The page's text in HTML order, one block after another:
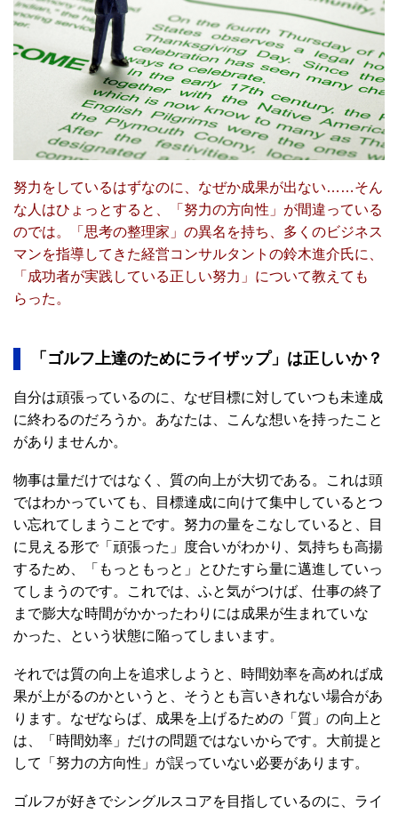
努力をしているはずなのに、なぜか成果が出ない……そん
な人はひょっとすると、「努力の方向性」が間違っている
のでは。「思考の整理家」の異名を持ち、多くのビジネス
マンを指導してきた経営コンサルタントの鈴木進介氏に、
「成功者が実践している正しい努力」について教えても
らった。
「ゴルフ上達のためにライザップ」は正しいか？
自分は頑張っているのに、なぜ目標に対していつも未達成
に終わるのだろうか。あなたは、こんな想いを持ったこと
がありませんか。
物事は量だけではなく、質の向上が大切である。これは頭
ではわかっていても、目標達成に向けて集中しているとつ
い忘れてしまうことです。努力の量をこなしていると、目
に見える形で「頑張った」度合いがわかり、気持ちも高揚
するため、「もっともっと」とひたすら量に邁進していっ
てしまうのです。これでは、ふと気がつけば、仕事の終了
まで膨大な時間がかかったわりには成果が生まれていな
かった、という状態に陥ってしまいます。
それでは質の向上を追求しようと、時間効率を高めれば成
果が上がるのかというと、そうとも言いきれない場合があ
ります。なぜならば、成果を上げるための「質」の向上と
は、「時間効率」だけの問題ではないからです。大前提と
して「努力の方向性」が誤っていない必要があります。
ゴルフが好きでシングルスコアを目指しているのに、ライ